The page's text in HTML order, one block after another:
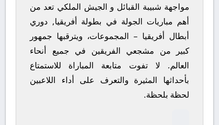
مواجهة شبيبة القبائل و الجيش الملكي تعد من
أهم مباريات الجولة في بطولة أفريقيا, دوري
أبطال أفريقيا – المجموعات، ويترقبها جمهور
كبير من مشجعي الفريقين في جميع أنحاء
العالم.
لا تفوت متابعة المباراة للاستمتاع
بأحداثها المثيرة والتعرف على أداء اللاعبين
لحظة بلحظة.